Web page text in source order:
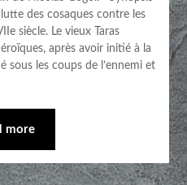
des cosaques contre les
siècle. Le vieux Taras
après avoir initié à la
sous les coups de l’ennemi et
more